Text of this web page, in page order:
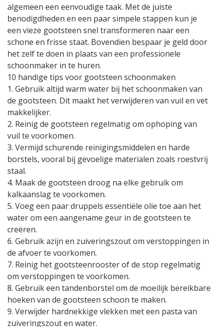
algemeen een eenvoudige taak. Met de juiste
benodigdheden en een paar simpele stappen kun je
een vieze gootsteen snel transformeren naar een
schone en frisse staat. Bovendien bespaar je geld door
het zelf te doen in plaats van een professionele
schoonmaker in te huren.
10 handige tips voor gootsteen schoonmaken
1. Gebruik altijd warm water bij het schoonmaken van
de gootsteen. Dit maakt het verwijderen van vuil en vet
makkelijker.
2. Reinig de gootsteen regelmatig om ophoping van
vuil te voorkomen.
3. Vermijd schurende reinigingsmiddelen en harde
borstels, vooral bij gevoelige materialen zoals roestvrij
staal.
4. Maak de gootsteen droog na elke gebruik om
kalkaanslag te voorkomen.
5. Voeg een paar druppels essentiële olie toe aan het
water om een aangename geur in de gootsteen te
creëren.
6. Gebruik azijn en zuiveringszout om verstoppingen in
de afvoer te voorkomen.
7. Reinig het gootsteenrooster of de stop regelmatig
om verstoppingen te voorkomen.
8. Gebruik een tandenborstel om de moeilijk bereikbare
hoeken van de gootsteen schoon te maken.
9. Verwijder hardnekkige vlekken met een pasta van
zuiveringszout en water.